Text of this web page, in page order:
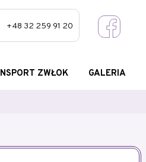
+48 32 259 91 20
ZWŁOK GALERIA